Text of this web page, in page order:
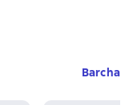
Barcha